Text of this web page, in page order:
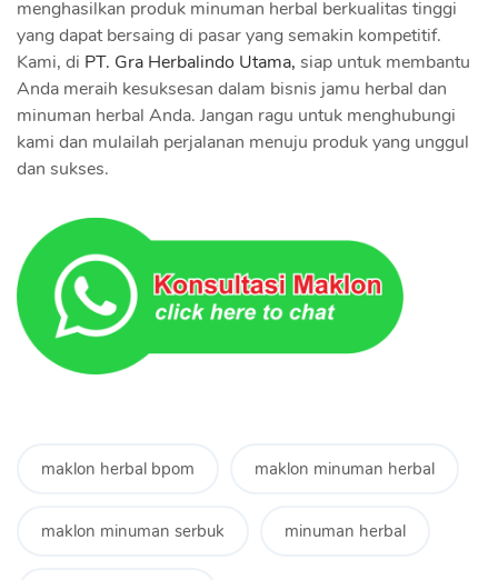
menghasilkan produk minuman herbal berkualitas tinggi
yang dapat bersaing di pasar yang semakin kompetitif.
Kami, di PT. Gra Herbalindo Utama, siap untuk membantu
Anda meraih kesuksesan dalam bisnis jamu herbal dan
minuman herbal Anda. Jangan ragu untuk menghubungi
kami dan mulailah perjalanan menuju produk yang unggul
dan sukses.
maklon herbal bpom maklon minuman herbal
maklon minuman serbuk minuman herbal